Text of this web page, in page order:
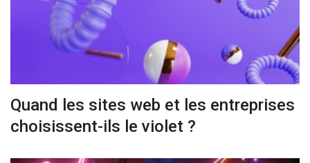
Quand les sites web et les entreprises
choisissent-ils le violet ?